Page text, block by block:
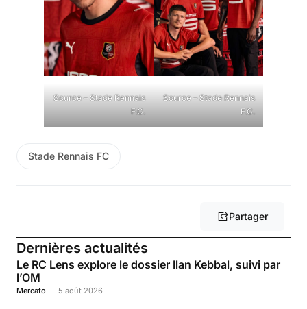
Source – Stade Rennais
F.C.
Source – Stade Rennais
F.C.
Stade Rennais FC
Partager
Dernières actualités
Le RC Lens explore le dossier Ilan Kebbal, suivi par
l’OM
Mercato 5 août 2026